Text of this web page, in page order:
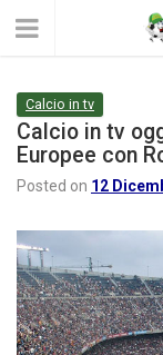
Calcio in tv
Calcio in tv
Europee con
Posted on 12